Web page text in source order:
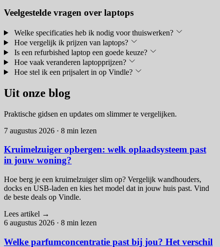
Veelgestelde vragen over laptops
Welke specificaties heb ik nodig voor thuiswerken?
Hoe vergelijk ik prijzen van laptops?
Is een refurbished laptop een goede keuze?
Hoe vaak veranderen laptopprijzen?
Hoe stel ik een prijsalert in op Vindle?
Uit onze blog
Praktische gidsen en updates om slimmer te vergelijken.
7 augustus 2026 · 8 min lezen
Kruimelzuiger opbergen: welk oplaadsysteem past
in jouw woning?
Hoe berg je een kruimelzuiger slim op? Vergelijk wandhouders,
docks en USB-laden en kies het model dat in jouw huis past. Vind
de beste deals op Vindle.
Lees artikel →
6 augustus 2026 · 8 min lezen
Welke parfumconcentratie past bij jou? Het verschil